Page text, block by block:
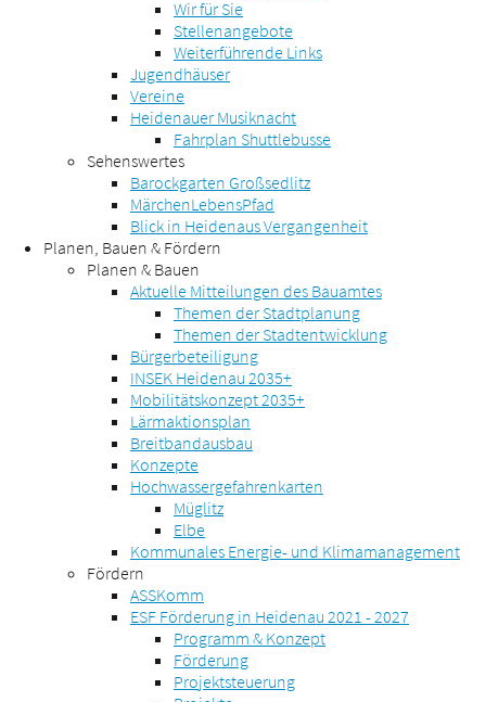
Wir für Sie
Stellenangebote
Weiterführende Links
Jugendhäuser
Vereine
Heidenauer Musiknacht
Fahrplan Shuttlebusse
Sehenswertes
Barockgarten Großsedlitz
MärchenLebensPfad
Blick in Heidenaus Vergangenheit
Planen, Bauen & Fördern
Planen & Bauen
Aktuelle Mitteilungen des Bauamtes
Themen der Stadtplanung
Themen der Stadtentwicklung
Bürgerbeteiligung
INSEK Heidenau 2035+
Mobilitätskonzept 2035+
Lärmaktionsplan
Breitbandausbau
Konzepte
Hochwassergefahrenkarten
Müglitz
Elbe
Kommunales Energie- und Klimamanagement
Fördern
ASSKomm
ESF Förderung in Heidenau 2021 - 2027
Programm & Konzept
Förderung
Projektsteuerung